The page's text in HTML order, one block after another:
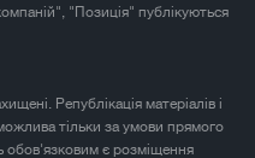
"Позиція" публікуються
Републікація матеріалів і
тільки за умови прямого
обов'язковим є розміщення